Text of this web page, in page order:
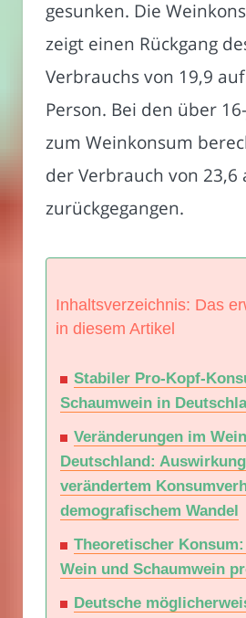
gesunken. Die
zeigt einen Rückgang
Verbrauchs von 19,9
Person. Bei den über
zum Weinkonsum
der Verbrauch von 23,6
zurückgegangen.
Inhaltsverzeichnis: Das
in diesem Artikel
Stabiler Pro-Kopf-
Schaumwein in
Veränderungen im
Deutschland:
verändertem
demografischem Wandel
Theoretischer
Wein und Schaumwein
Deutsche